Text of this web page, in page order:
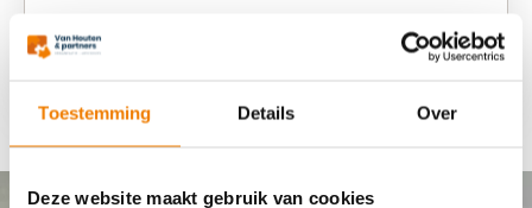
Toestemming Details Over
Deze website maakt gebruik van cookies
- Management